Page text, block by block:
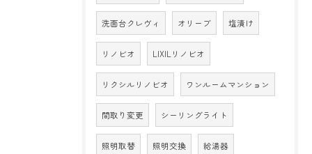
洗面台クレヴィ オリーブ 塩漬け
リノビオ LIXILリノビオ
リクシルリノビオ ワンルームマンション
間取り変更 シーリングライト
照明取替 照明交換 給湯器